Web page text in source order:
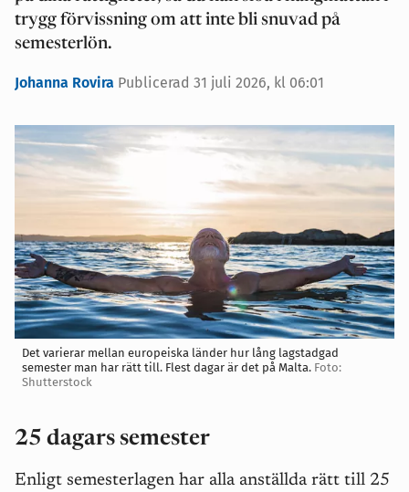
trygg förvissning om att inte bli snuvad på
semesterlön.
Johanna Rovira Publicerad 31 juli 2026, kl 06:01
Det varierar mellan europeiska länder hur lång lagstadgad
semester man har rätt till. Flest dagar är det på Malta. Foto:
Shutterstock
25 dagars semester
Enligt semesterlagen har alla anställda rätt till 25